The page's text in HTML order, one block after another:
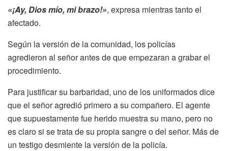
«¡Ay, Dios mío, mi brazo!», expresa mientras tanto el
afectado.
Según la versión de la comunidad, los policías
agredieron al señor antes de que empezaran a grabar el
procedimiento.
Para justificar su barbaridad, uno de los uniformados dice
que el señor agredió primero a su compañero. El agente
que supuestamente fue herido muestra su mano, pero no
es claro si se trata de su propia sangre o del señor. Más de
un testigo desmiente la versión de la policía.